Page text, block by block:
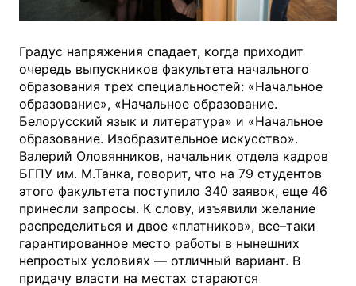
Градус напряжения спадает, когда приходит
очередь выпускников факультета начального
образования трех специальностей: «Начальное
образование», «Начальное образование.
Белорусский язык и литература» и «Начальное
образование. Изобразительное искусство».
Валерий Оловянников, начальник отдела кадров
БГПУ им. М.Танка, говорит, что на 79 студентов
этого факультета поступило 340 заявок, еще 46
принесли запросы. К слову, изъявили желание
распределиться и двое «платников», все–таки
гарантированное место работы в нынешних
непростых условиях — отличный вариант. В
придачу власти на местах стараются